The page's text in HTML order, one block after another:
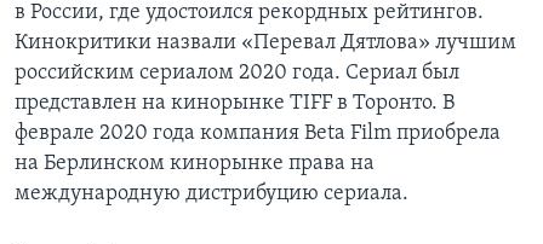
в России, где удостоился рекордных рейтингов.
Кинокритики назвали «Перевал Дятлова» лучшим
российским сериалом 2020 года. Сериал был
представлен на кинорынке TIFF в Торонто. В
феврале 2020 года компания Beta Film приобрела
на Берлинском кинорынке права на
международную дистрибуцию сериала.